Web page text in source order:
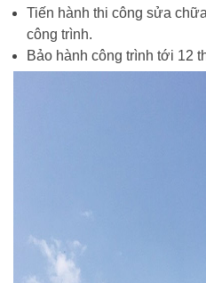
Tiến hành thi công sửa
công trình.
Bảo hành công trình tới 12